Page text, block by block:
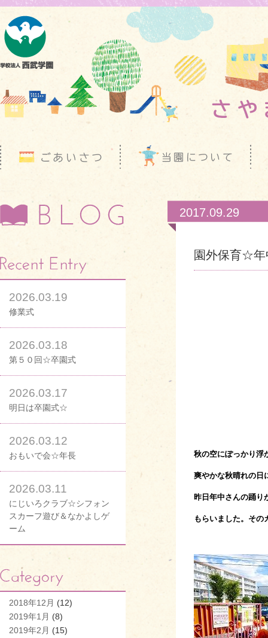
2026.03.19
修業式
2026.03.18
第５０回☆卒園式
2026.03.17
明日は卒園式☆
2026.03.12
おもいで会☆年長
2026.03.11
にじいろクラブ☆シフォン
スカーフ遊び＆なかよしゲ
ーム
2018年12月 (12)
2019年1月 (8)
2019年2月 (15)
2017.09.29
園外保育☆年
秋の空にぽっかり浮
爽やかな秋晴れの日
昨日年中さんの踊り
もらいました。その